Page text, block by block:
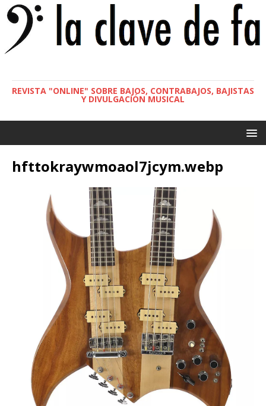
REVISTA "ONLINE" SOBRE BAJOS, CONTRABAJOS, BAJISTAS
Y DIVULGACIÓN MUSICAL
hfttokraywmoaol7jcym.webp